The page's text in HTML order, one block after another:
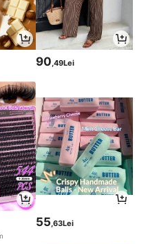
90 ,49Lei
55,63Lei